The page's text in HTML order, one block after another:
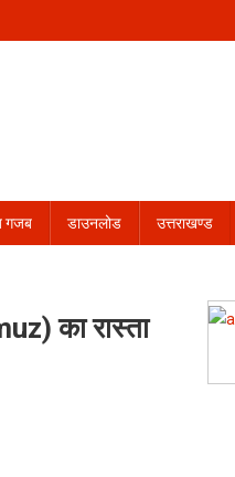
गजब डाउनलोड उत्तराखण्ड
का रास्ता